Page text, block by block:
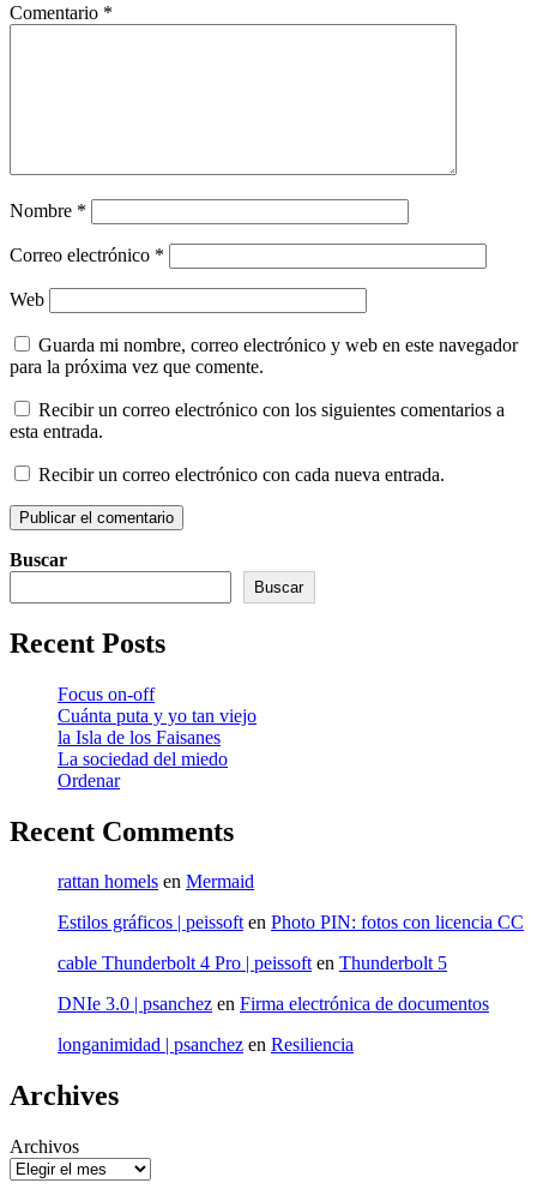
Comentario *
Nombre *
Correo electrónico *
Web
Guarda mi nombre, correo electrónico y web en este navegador
para la próxima vez que comente.
Recibir un correo electrónico con los siguientes comentarios a
esta entrada.
Recibir un correo electrónico con cada nueva entrada.
Buscar
Buscar
Recent Posts
Focus on-off
Cuánta puta y yo tan viejo
la Isla de los Faisanes
La sociedad del miedo
Ordenar
Recent Comments
rattan homels en Mermaid
Estilos gráficos | peissoften Photo PIN: fotos con licencia CC
cable Thunderbolt 4 Pro | peissoften Thunderbolt 5
DNIe 3.0 | psanchez en Firma electrónica de documentos
longanimidad | psanchez en Resiliencia
Archives
Archivos